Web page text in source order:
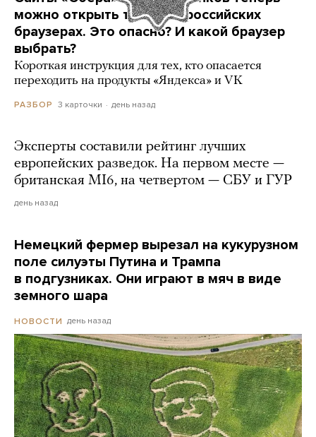
можно открыть только в российских
браузерах. Это опасно? И какой браузер
выбрать?
Короткая инструкция для тех, кто опасается
переходить на продукты «Яндекса» и VK
РАЗБОР 3 карточки день назад
Эксперты составили рейтинг лучших
европейских разведок. На первом месте —
британская MI6, на четвертом — СБУ и ГУР
день назад
Немецкий фермер вырезал на кукурузном
поле силуэты Путина и Трампа
в подгузниках. Они играют в мяч в виде
земного шара
НОВОСТИ день назад